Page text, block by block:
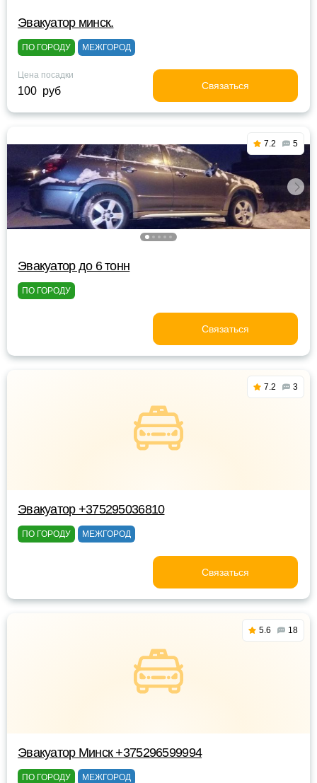
Эвакуатор минск.
ПО ГОРОДУ МЕЖГОРОД
Цена посадки
100 руб Связаться
7.2 5
Эвакуатор до 6 тонн
ПО ГОРОДУ
Связаться
7.2 3
Эвакуатор +375295036810
ПО ГОРОДУ МЕЖГОРОД
Связаться
5.6 18
Эвакуатор Минск +375296599994
ПО ГОРОДУ МЕЖГОРОД